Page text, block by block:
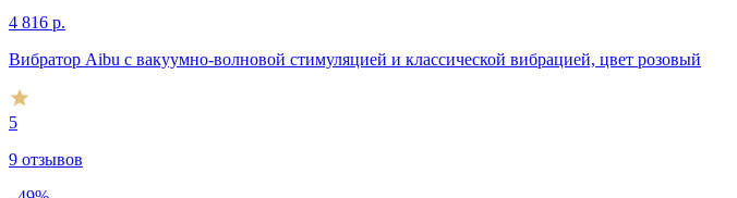
4 816 р.
Вибратор Aibu с вакуумно-волновой стимуляцией и классической вибрацией, цвет розовый
5
9 отзывов